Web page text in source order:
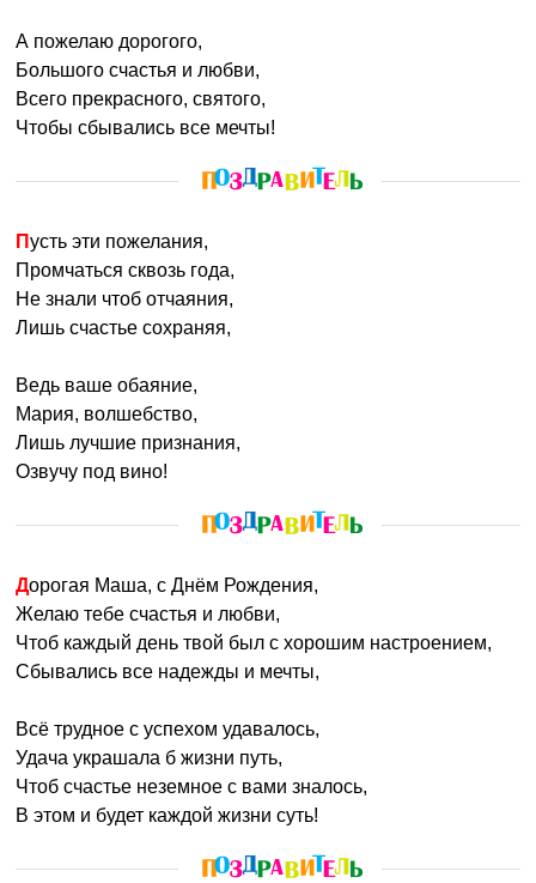
А пожелаю дорогого,
Большого счастья и любви,
Всего прекрасного, святого,
Чтобы сбывались все мечты!
Пусть эти пожелания,
Промчаться сквозь года,
Не знали чтоб отчаяния,
Лишь счастье сохраняя,
Ведь ваше обаяние,
Мария, волшебство,
Лишь лучшие признания,
Озвучу под вино!
Дорогая Маша, с Днём Рождения,
Желаю тебе счастья и любви,
Чтоб каждый день твой был с хорошим настроением,
Сбывались все надежды и мечты,
Всё трудное с успехом удавалось,
Удача украшала б жизни путь,
Чтоб счастье неземное с вами зналось,
В этом и будет каждой жизни суть!